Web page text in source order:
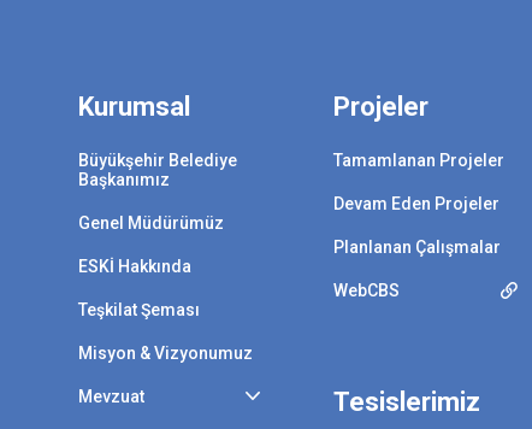
Kurumsal
Büyükşehir Belediye
Başkanımız
Genel Müdürümüz
ESKİ Hakkında
Teşkilat Şeması
Misyon & Vizyonumuz
Mevzuat
Projeler
Tamamlanan Projeler
Devam Eden Projeler
Planlanan Çalışmalar
WebCBS
Tesislerimiz